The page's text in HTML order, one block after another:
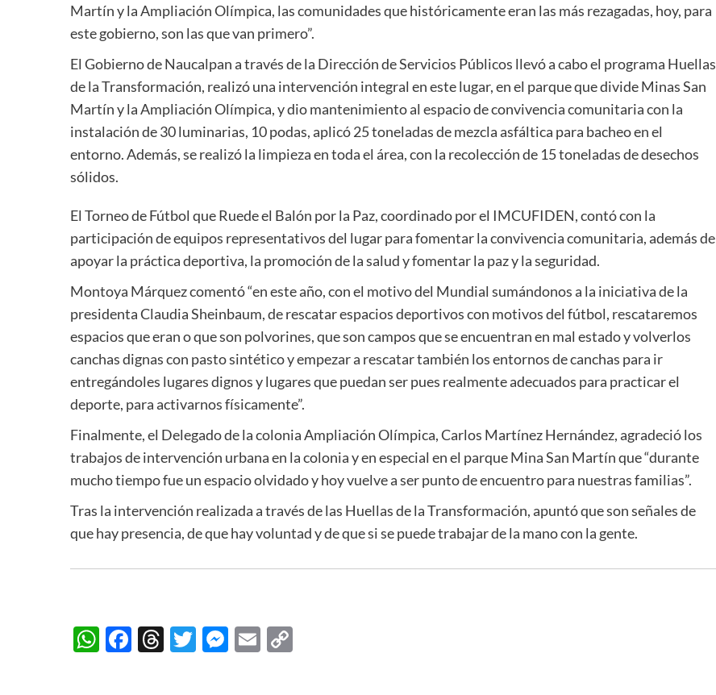
Martín y la Ampliación Olímpica, las comunidades que históricamente eran las más rezagadas, hoy, para
este gobierno, son las que van primero”.
El Gobierno de Naucalpan a través de la Dirección de Servicios Públicos llevó a cabo el programa Huellas
de la Transformación, realizó una intervención integral en este lugar, en el parque que divide Minas San
Martín y la Ampliación Olímpica, y dio mantenimiento al espacio de convivencia comunitaria con la
instalación de 30 luminarias, 10 podas, aplicó 25 toneladas de mezcla asfáltica para bacheo en el
entorno. Además, se realizó la limpieza en toda el área, con la recolección de 15 toneladas de desechos
sólidos.
El Torneo de Fútbol que Ruede el Balón por la Paz, coordinado por el IMCUFIDEN, contó con la
participación de equipos representativos del lugar para fomentar la convivencia comunitaria, además de
apoyar la práctica deportiva, la promoción de la salud y fomentar la paz y la seguridad.
Montoya Márquez comentó “en este año, con el motivo del Mundial sumándonos a la iniciativa de la
presidenta Claudia Sheinbaum, de rescatar espacios deportivos con motivos del fútbol, rescataremos
espacios que eran o que son polvorines, que son campos que se encuentran en mal estado y volverlos
canchas dignas con pasto sintético y empezar a rescatar también los entornos de canchas para ir
entregándoles lugares dignos y lugares que puedan ser pues realmente adecuados para practicar el
deporte, para activarnos físicamente”.
Finalmente, el Delegado de la colonia Ampliación Olímpica, Carlos Martínez Hernández, agradeció los
trabajos de intervención urbana en la colonia y en especial en el parque Mina San Martín que “durante
mucho tiempo fue un espacio olvidado y hoy vuelve a ser punto de encuentro para nuestras familias”.
Tras la intervención realizada a través de las Huellas de la Transformación, apuntó que son señales de
que hay presencia, de que hay voluntad y de que si se puede trabajar de la mano con la gente.
WhatsApp
Facebook
Threads
Twitter
Messenger
Email